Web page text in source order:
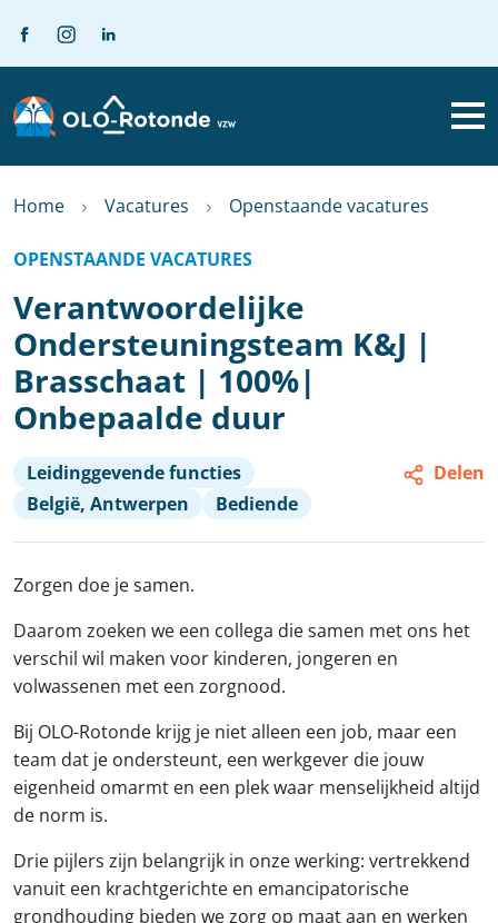
Home Vacatures Openstaande vacatures
OPENSTAANDE VACATURES
Verantwoordelijke
Ondersteuningsteam K&J |
Brasschaat | 100%|
Onbepaalde duur
Delen
Leidinggevende functies
België, Antwerpen
Bediende
Zorgen doe je samen.
Daarom zoeken we een collega die samen met ons het
verschil wil maken voor kinderen, jongeren en
volwassenen met een zorgnood.
Bij OLO-Rotonde krijg je niet alleen een job, maar een
team dat je ondersteunt, een werkgever die jouw
eigenheid omarmt en een plek waar menselijkheid altijd
de norm is.
Drie pijlers zijn belangrijk in onze werking: vertrekkend
vanuit een krachtgerichte en emancipatorische
grondhouding bieden we zorg op maat aan en werken